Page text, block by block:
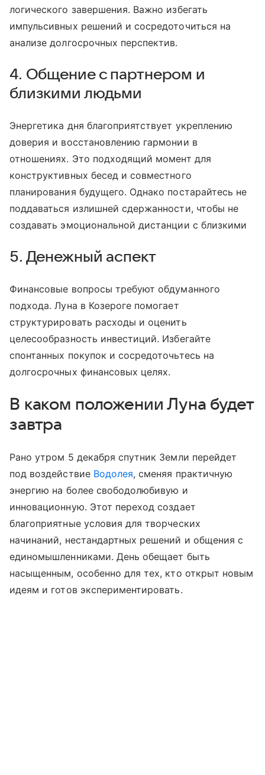
логического завершения. Важно избегать
импульсивных решений и сосредоточиться на
анализе долгосрочных перспектив.
4. Общение с партнером и
близкими людьми
Энергетика дня благоприятствует укреплению
доверия и восстановлению гармонии в
отношениях. Это подходящий момент для
конструктивных бесед и совместного
планирования будущего. Однако постарайтесь не
поддаваться излишней сдержанности, чтобы не
создавать эмоциональной дистанции с близкими
5. Денежный аспект
Финансовые вопросы требуют обдуманного
подхода. Луна в Козероге помогает
структурировать расходы и оценить
целесообразность инвестиций. Избегайте
спонтанных покупок и сосредоточьтесь на
долгосрочных финансовых целях.
В каком положении Луна будет
завтра
Рано утром 5 декабря спутник Земли перейдет
под воздействие Водолея, сменяя практичную
энергию на более свободолюбивую и
инновационную. Этот переход создает
благоприятные условия для творческих
начинаний, нестандартных решений и общения с
единомышленниками. День обещает быть
насыщенным, особенно для тех, кто открыт новым
идеям и готов экспериментировать.